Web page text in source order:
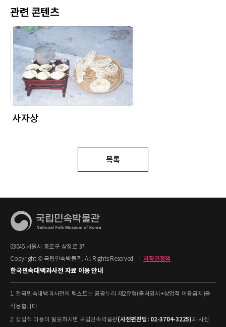
관련 콘텐츠
사자상
목록
03045 서울시 종로구 삼청로 37
Copyright © 국립민속박물관. All Rights Reserved.
저작권정책
한국민속대백과사전 자료 이용 안내
1. 한국민속대백과사전의 텍스트는 공공누리 제2유형(출처명시+상업적 이용금지)을
적용합니다.
2. 상업적 이용이 필요하시면 국립민속박물관(사전편찬팀: 02-3704-3225)과 사전